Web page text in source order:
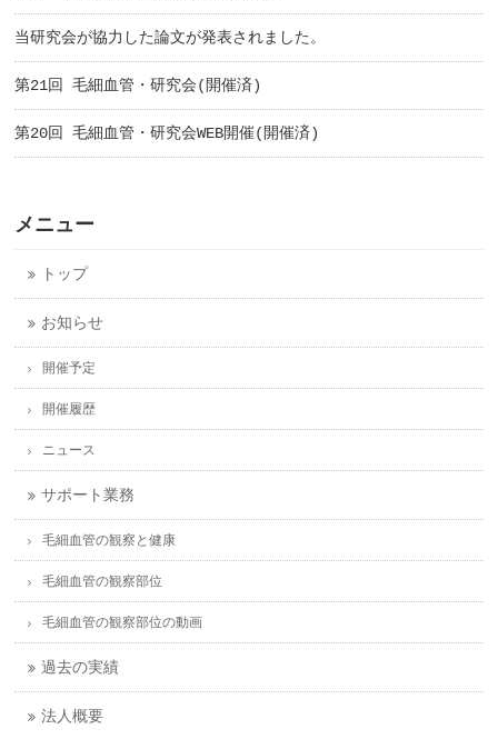
当研究会が協力した論文が発表されました。
第21回 毛細血管・研究会(開催済)
第20回 毛細血管・研究会WEB開催(開催済)
メニュー
トップ
お知らせ
開催予定
開催履歴
ニュース
サポート業務
毛細血管の観察と健康
毛細血管の観察部位
毛細血管の観察部位の動画
過去の実績
法人概要